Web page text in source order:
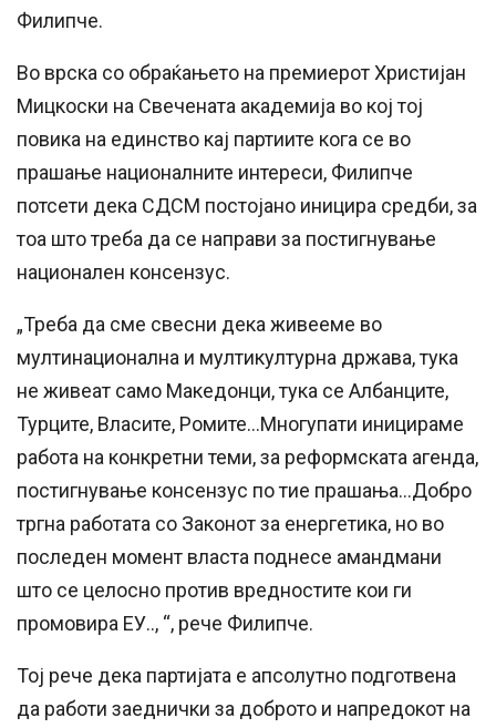
Филипче.
Во врска со обраќањето на премиерот Христијан
Мицкоски на Свечената академија во кој тој
повика на единство кај партиите кога се во
прашање националните интереси, Филипче
потсети дека СДСМ постојано иницира средби, за
тоа што треба да се направи за постигнување
национален консензус.
„Треба да сме свесни дека живееме во
мултинационална и мултикултурна држава, тука
не живеат само Македонци, тука се Албанците,
Турците, Власите, Ромите…Многупати иницираме
работа на конкретни теми, за реформската агенда,
постигнување консензус по тие прашања…Добро
тргна работата со Законот за енергетика, но во
последен момент власта поднесе амандмани
што се целосно против вредностите кои ги
промовира ЕУ.., “, рече Филипче.
Тој рече дека партијата е апсолутно подготвена
да работи заеднички за доброто и напредокот на